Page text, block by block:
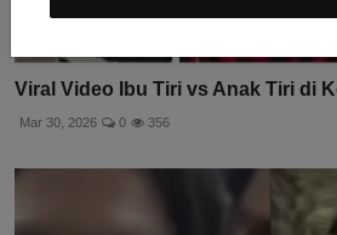
Viral Video Ibu Tiri vs Anak Tiri di
Mar 30, 2026 0 356